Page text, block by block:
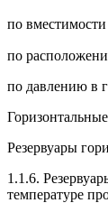
по
по
по давлению в
Резервуары
1.1.6.
температуре